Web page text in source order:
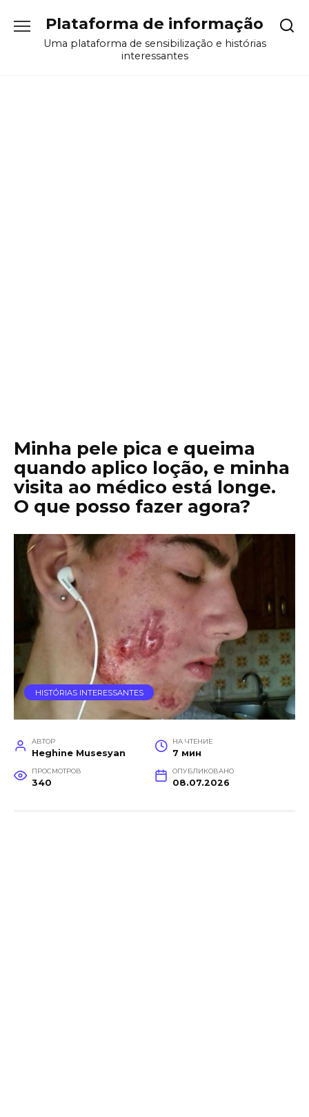
содержанию
Plataforma de informação
Uma plataforma de sensibilização e histórias
interessantes
Minha pele pica e queima
quando aplico loção, e minha
visita ao médico está longe.
O que posso fazer agora?
HISTÓRIAS INTERESSANTES
АВТОР
Heghine Musesyan
НА ЧТЕНИЕ
7 мин
ПРОСМОТРОВ
340
ОПУБЛИКОВАНО
08.07.2026